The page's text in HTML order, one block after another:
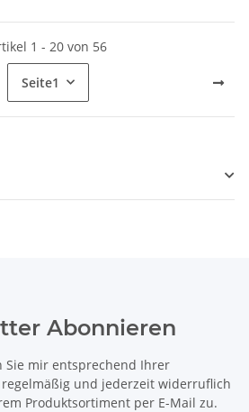
1 - 20 von 56
Seite1
Abonnieren
Sie mir entsprechend Ihrer
regelmäßig und jederzeit widerruflich
Produktsortiment per E-Mail zu.